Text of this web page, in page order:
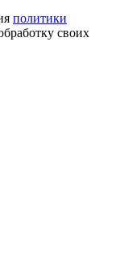
политики
своих